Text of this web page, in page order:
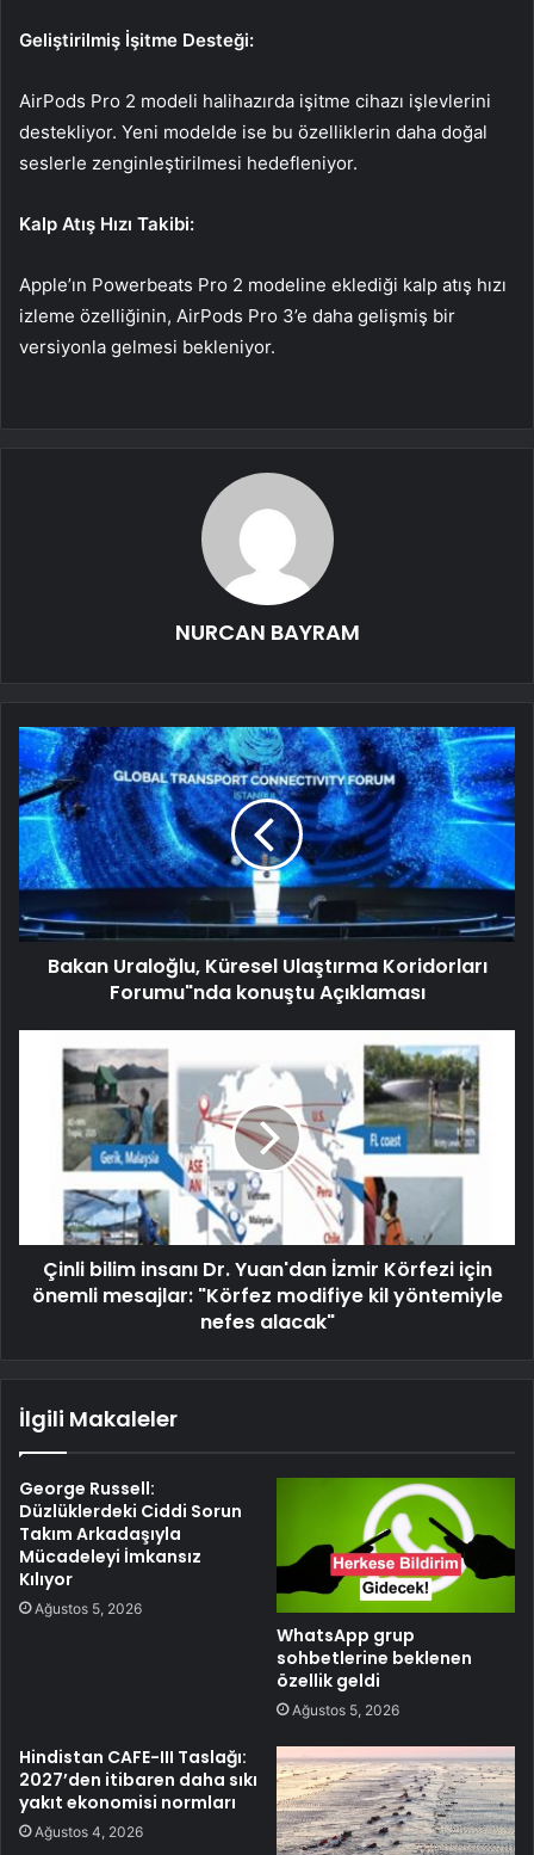
Geliştirilmiş İşitme Desteği:
AirPods Pro 2 modeli halihazırda işitme cihazı işlevlerini
destekliyor. Yeni modelde ise bu özelliklerin daha doğal
seslerle zenginleştirilmesi hedefleniyor.
Kalp Atış Hızı Takibi:
Apple’ın Powerbeats Pro 2 modeline eklediği kalp atış hızı
izleme özelliğinin, AirPods Pro 3’e daha gelişmiş bir
versiyonla gelmesi bekleniyor.
NURCAN BAYRAM
Bakan Uraloğlu, Küresel Ulaştırma Koridorları
Forumu"nda konuştu Açıklaması
Çinli bilim insanı Dr. Yuan'dan İzmir Körfezi için
önemli mesajlar: "Körfez modifiye kil yöntemiyle
nefes alacak"
İlgili Makaleler
George Russell:
Düzlüklerdeki Ciddi Sorun
Takım Arkadaşıyla
Mücadeleyi İmkansız
Kılıyor
Ağustos 5, 2026
WhatsApp grup
sohbetlerine beklenen
özellik geldi
Ağustos 5, 2026
Hindistan CAFE-III Taslağı:
2027’den itibaren daha sıkı
yakıt ekonomisi normları
Ağustos 4, 2026